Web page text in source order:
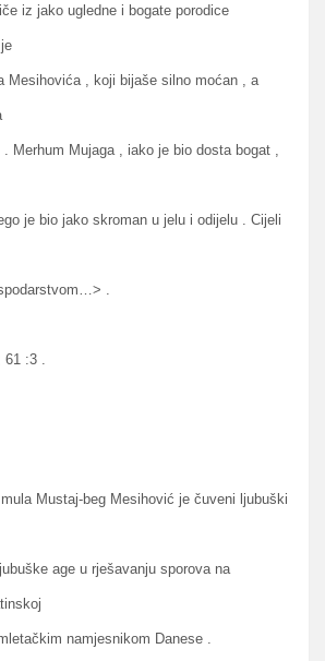
iz jako ugledne i bogate porodice
Mesihovića , koji bijaše silno moćan , a
Merhum Mujaga , iako je bio dosta bogat ,
je bio jako skroman u jelu i odijelu . Cijeli
.
:3 .
Mustaj-beg Mesihović je čuveni ljubuški
age u rješavanju sporova na
namjesnikom Danese .